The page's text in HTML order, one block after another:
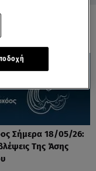
Σήμερα 18/05/26:
Της Άσης